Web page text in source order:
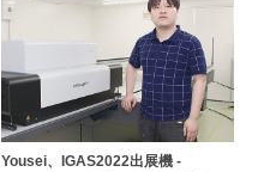
Yousei、IGAS2022出展機 -